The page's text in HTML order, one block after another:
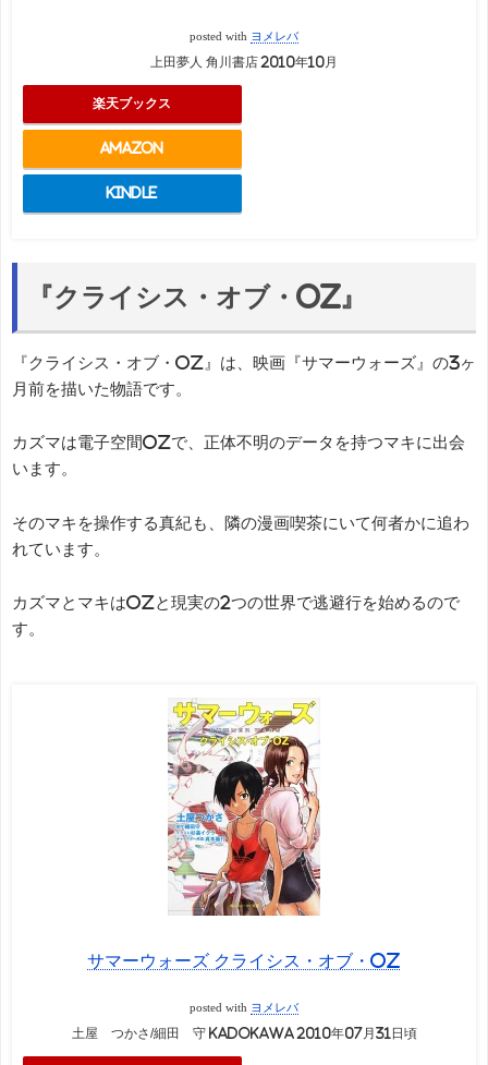
posted with ヨメレバ
上田夢人 角川書店 2010年10月
楽天ブックス
Amazon
Kindle
『クライシス・オブ・OZ』
『クライシス・オブ・OZ』は、映画『サマーウォーズ』の3ヶ
月前を描いた物語です。
カズマは電子空間OZで、正体不明のデータを持つマキに出会
います。
そのマキを操作する真紀も、隣の漫画喫茶にいて何者かに追わ
れています。
カズマとマキはOZと現実の2つの世界で逃避行を始めるので
す。
サマーウォーズ クライシス・オブ・OZ
posted with ヨメレバ
土屋 つかさ/細田 守 KADOKAWA 2010年07月31日頃